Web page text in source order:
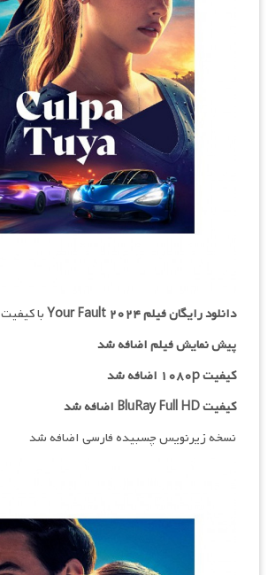
دانلود رایگان فیلمYour Fault ۲۰۲۴با کیفیت
پیش نمایش فیلم اضافه شد
کیفیت ۱۰۸۰p اضافه شد
کیفیت BluRay Full HD اضافه شد
نسخه زیرنویس چسبیده فارسی اضافه شد